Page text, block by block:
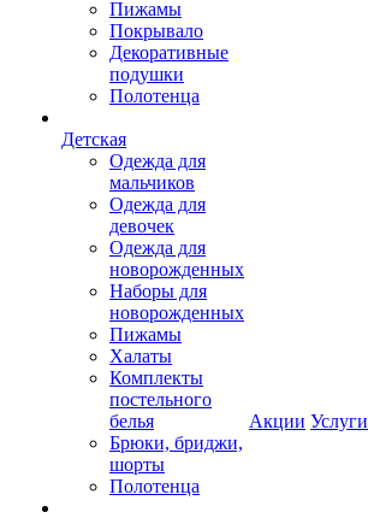
Пижамы
Покрывало
Декоративные
подушки
Полотенца
Детская
Одежда для
мальчиков
Одежда для
девочек
Одежда для
новорожденных
Наборы для
новорожденных
Пижамы
Халаты
Комплекты
постельного
белья
Брюки, бриджи,
шорты
Полотенца
Акции Услуги